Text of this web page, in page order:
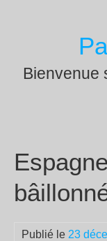
Bienvenue
Publié le 23